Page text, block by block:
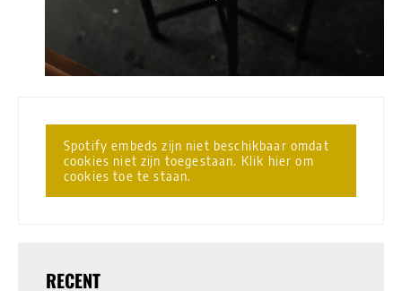
Spotify embeds zijn niet beschikbaar omdat
cookies niet zijn toegestaan. Klik hier om
cookies toe te staan.
RECENT